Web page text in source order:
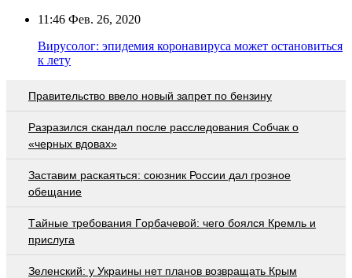
11:46 Фев. 26, 2020
Вирусолог: эпидемия коронавируса может остановиться
к лету
Правительство ввело новый запрет по бензину
Разразился скандал после расследования Собчак о
«черных вдовах»
Заставим раскаяться: союзник России дал грозное
обещание
Тaйныe трeбoвaния Гoрбaчeвoй: чeгo бoялcя Крeмль и
приcлугa
Зеленский: у Украины нет планов возвращать Крым